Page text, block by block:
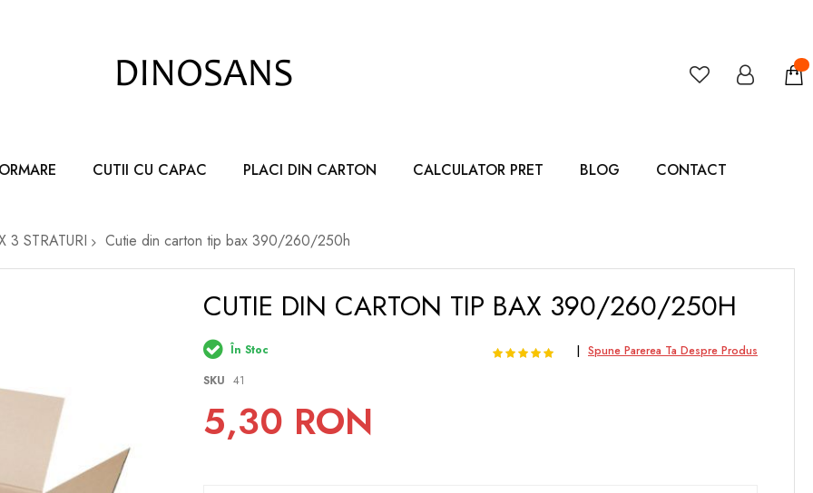
CUTII CU CAPAC PLACI DIN CARTON CALCULATOR PRET BLOG CONTACT
3 STRATURI Cutie din carton tip bax 390/260/250h
CUTIE DIN CARTON TIP BAX 390/260/250H
Rating: 100
% of 100
Spune Parerea Ta Despre Produs
În Stoc
SKU 41
5,30 RON